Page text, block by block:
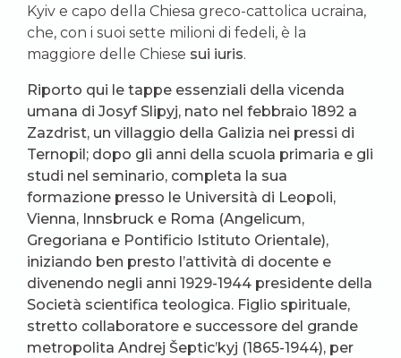
Kyiv e capo della Chiesa greco-cattolica ucraina,
che, con i suoi sette milioni di fedeli, è la
maggiore delle Chiese sui iuris.
Riporto qui le tappe essenziali della vicenda
umana di Josyf Slipyj, nato nel febbraio 1892 a
Zazdrist, un villaggio della Galizia nei pressi di
Ternopil; dopo gli anni della scuola primaria e gli
studi nel seminario, completa la sua
formazione presso le Università di Leopoli,
Vienna, Innsbruck e Roma (Angelicum,
Gregoriana e Pontificio Istituto Orientale),
iniziando ben presto l’attività di docente e
divenendo negli anni 1929-1944 presidente della
Società scientifica teologica. Figlio spirituale,
stretto collaboratore e successore del grande
metropolita Andrej Šeptic’kyj (1865-1944), per